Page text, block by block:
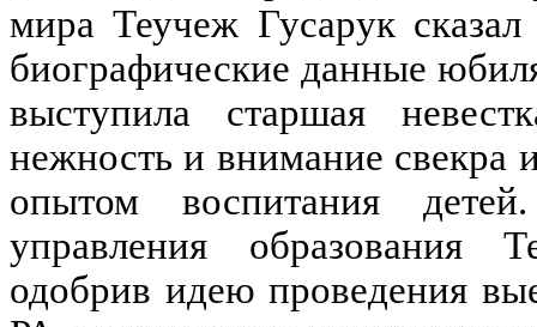
мира Теучеж Гусарук
биографические данные
выступила старшая
нежность и внимание свекра
опытом воспитания
управления образования
одобрив идею проведения